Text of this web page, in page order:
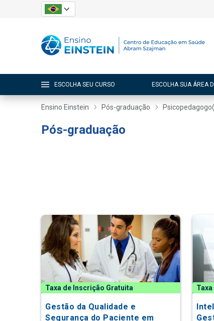
ESCOLHA SEU CURSO ESCOLHA SUA ÁREA
Ensino Einstein Pós-graduação
Pós-graduação
Taxa de Inscrição Gratuita
Gestão da Qualidade e
Segurança do Paciente em